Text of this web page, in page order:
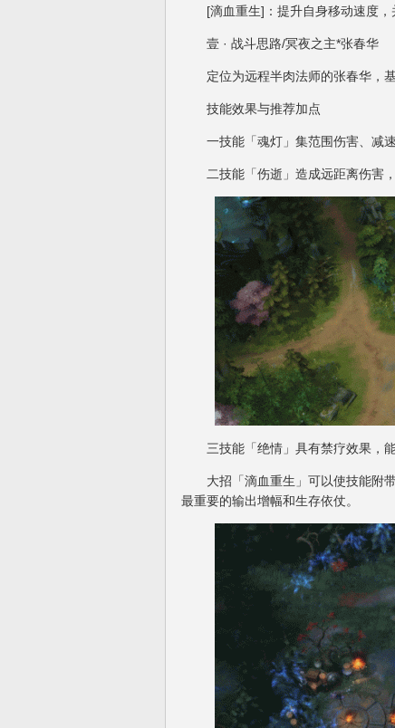
[滴血重生]：提升自身移动速度，
壹 · 战斗思路/冥夜之主*张春华
定位为远程半肉法师的张春华，基
技能效果与推荐加点
一技能「魂灯」集范围伤害、减速
二技能「伤逝」造成远距离伤害，
三技能「绝情」具有禁疗效果，能
大招「滴血重生」可以使技能附带
最重要的输出增幅和生存依仗。